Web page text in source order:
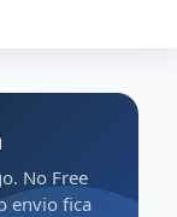
No Free
envio fica